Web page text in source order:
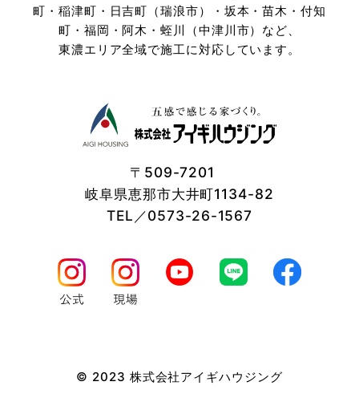
町・稲津町・日吉町（瑞浪市）・坂本・苗木・付知
町・ 福岡・阿木・蛭川（中津川市）など、
東濃エリア全域で施工に対応しています。
〒509-7201
岐阜県恵那市大井町1134-82
TEL／0573-26-1567
© 2023 株式会社アイギハウジング